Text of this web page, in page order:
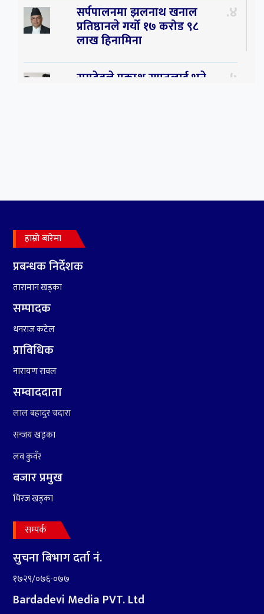
सर्पपालनमा झलनाथ खनाल
प्रतिष्ठानले गर्यो १७ करोड ९८
लाख हिनामिना
४
रामदेवले प्रकाश सपुतलाई भने ५
७
हामी पनि त उडाउछौ ।
हाम्रो बारेमा
प्रबन्धक निर्देशक
तारामान खड्का
सम्पादक
धनराज कटेल
प्राविधिक
नारायण रावल
सम्वाददाता
लाल बहादुर चदारा
सन्जय खड्का
लव कुवँर
बजार प्रमुख
धिरज खड्का
सम्पर्क
सुचना बिभाग दर्ता नं.
१७२९/०७६-०७७
Bardadevi Media PVT. Ltd